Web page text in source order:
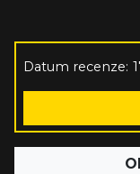
Datum recenze: